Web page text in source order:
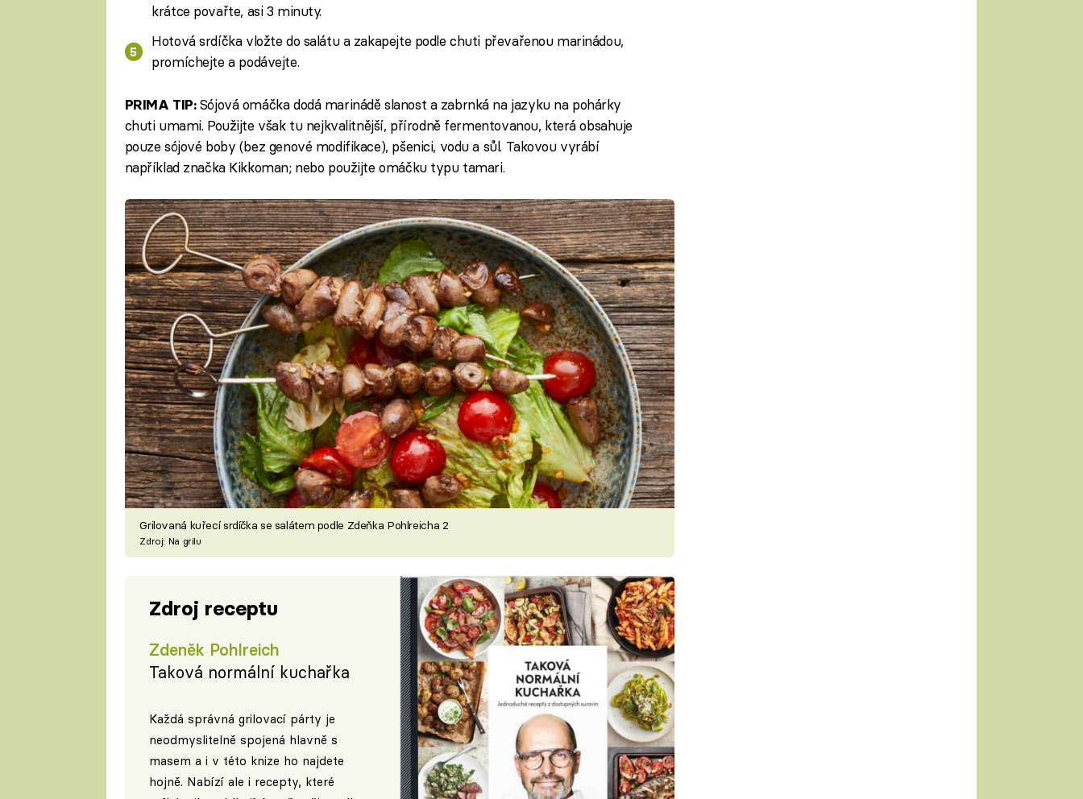
krátce povařte, asi 3 minuty.
Hotová srdíčka vložte do salátu a zakapejte podle chuti převařenou marinádou,
promíchejte a podávejte.
PRIMA TIP:Sójová omáčka dodá marinádě slanost a zabrnká na jazyku na pohárky
chuti umami. Použijte však tu nejkvalitnější, přírodně fermentovanou, která obsahuje
pouze sójové boby (bez genové modifikace), pšenici, vodu a sůl. Takovou vyrábí
například značka Kikkoman; nebo použijte omáčku typu tamari.
Grilovaná kuřecí srdíčka se salátem podle Zdeňka Pohlreicha 2
Zdroj: Na grilu
Zdroj receptu
Zdeněk Pohlreich
Taková normální kuchařka
Každá správná grilovací párty je
neodmyslitelně spojená hlavně s
masem a i v této knize ho najdete
hojně. Nabízí ale i recepty, které